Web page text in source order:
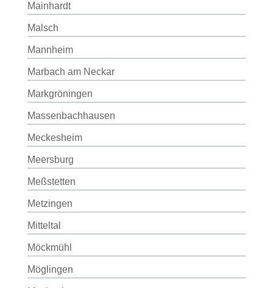
Mainhardt
Malsch
Mannheim
Marbach am Neckar
Markgröningen
Massenbachhausen
Meckesheim
Meersburg
Meßstetten
Metzingen
Mitteltal
Möckmühl
Möglingen